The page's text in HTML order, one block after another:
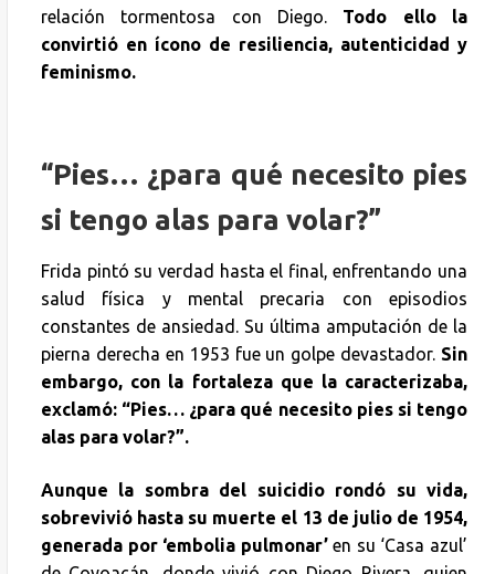
relación tormentosa con Diego. Todo ello la
convirtió en ícono de resiliencia, autenticidad y
feminismo.
“Pies… ¿para qué necesito pies
si tengo alas para volar?”
Frida pintó su verdad hasta el final, enfrentando una
salud física y mental precaria con episodios
constantes de ansiedad. Su última amputación de la
pierna derecha en 1953 fue un golpe devastador. Sin
embargo, con la fortaleza que la caracterizaba,
exclamó: “Pies… ¿para qué necesito pies si tengo
alas para volar?”.
Aunque la sombra del suicidio rondó su vida,
sobrevivió hasta su muerte el 13 de julio de 1954,
generada por ‘embolia pulmonar’en su ‘Casa azul’